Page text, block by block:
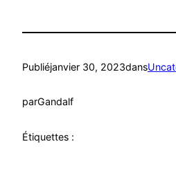
Publiéjanvier 30, 2023dans
parGandalf
Étiquettes :